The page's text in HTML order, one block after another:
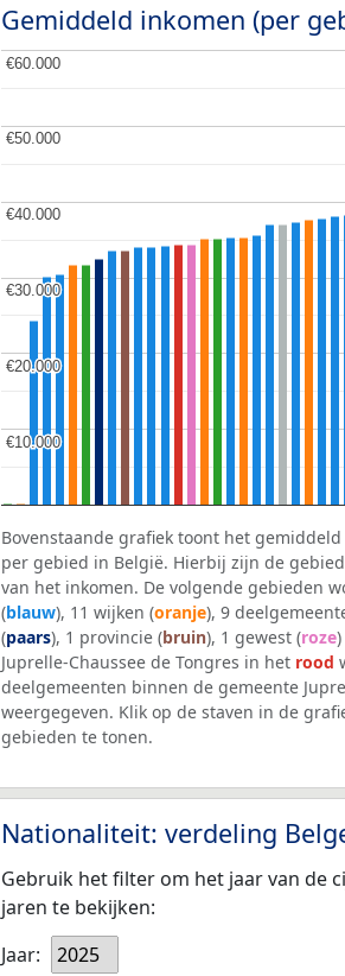
Gemiddeld inkomen (per
€10.000
€10.000
€20.000
€20.000
€30.000
€30.000
€40.000
€40.000
€50.000
€50.000
€60.000
€60.000
Bovenstaande grafiek toont het
per gebied in België. Hierbij zijn de
van het inkomen. De volgende gebieden
(blauw), 11 wijken (oranje), 9
(paars), 1 provincie (bruin), 1 gewest (roze
Juprelle-Chaussee de Tongres in het rood
deelgemeenten binnen de gemeente
weergegeven. Klik op de staven in de
gebieden te tonen.
Nationaliteit: verdeling
Gebruik het filter om het jaar van de
jaren te bekijken:
Jaar:
2025